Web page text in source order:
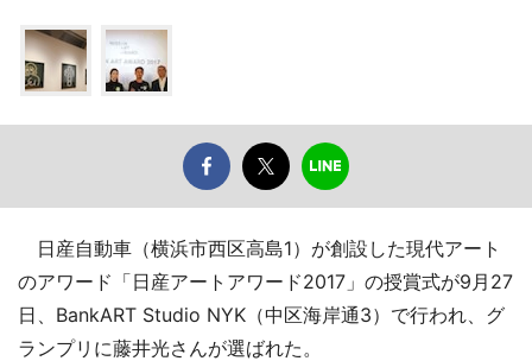
日産自動車（横浜市西区高島1）が創設した現代アート
のアワード「日産アートアワード2017」の授賞式が9月27
日、BankART Studio NYK（中区海岸通3）で行われ、グ
ランプリに藤井光さんが選ばれた。